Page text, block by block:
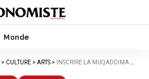
Monde
> CULTURE > ARTS > INSCRIRE LA MUQADDIMA D’IBN KHALDOUN À LA MÉMOIRE DU MONDE DE L’UNESCO